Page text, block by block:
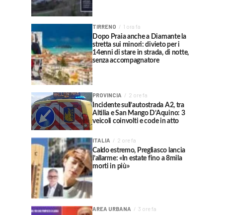
TIRRENO 1 ora fa
Dopo Praia anche a Diamante la
stretta sui minori: divieto per i
14enni di stare in strada, di notte,
senza accompagnatore
PROVINCIA 2 ore fa
Incidente sull’autostrada A2, tra
Altilia e San Mango D’Aquino: 3
veicoli coinvolti e code in atto
ITALIA 2 ore fa
Caldo estremo, Pregliasco lancia
l’allarme: «In estate fino a 8mila
morti in più»
AREA URBANA 3 ore fa